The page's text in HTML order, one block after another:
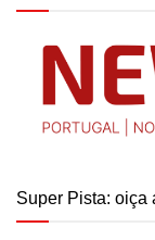
Super Pista: oiça